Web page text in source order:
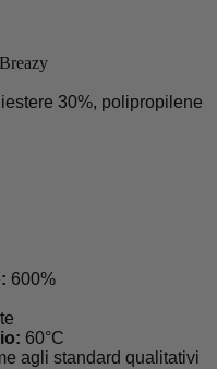
30%, polipropilene
600%
60°C
agli standard qualitativi